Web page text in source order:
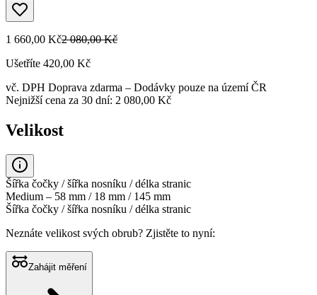
1 660,00 Kč2 080,00 Kč
Ušetříte 420,00 Kč
vč. DPH Doprava zdarma – Dodávky pouze na území ČR
Nejnižší cena za 30 dní: 2 080,00 Kč
Velikost
Šířka čočky / šířka nosníku / délka stranic
Medium – 58 mm / 18 mm / 145 mm
Šířka čočky / šířka nosníku / délka stranic
Neznáte velikost svých obrub? Zjistěte to nyní:
Zahájit měření